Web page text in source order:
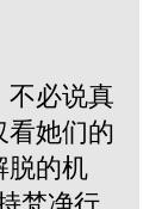
不必说真
看她们的
脱的机
梵净行